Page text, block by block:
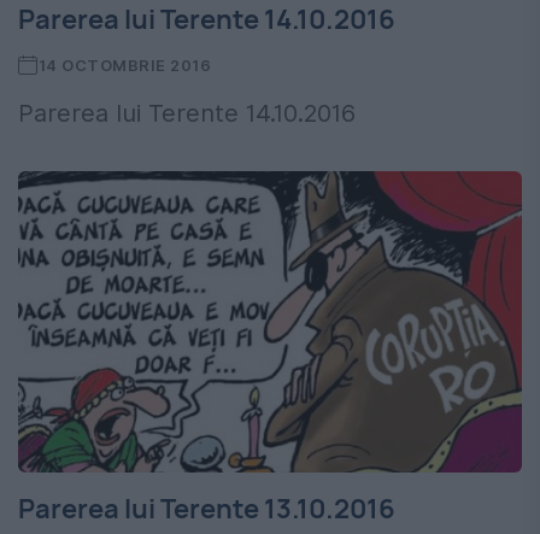
Parerea lui Terente 14.10.2016
14 OCTOMBRIE 2016
Parerea lui Terente 14.10.2016
Parerea lui Terente 13.10.2016